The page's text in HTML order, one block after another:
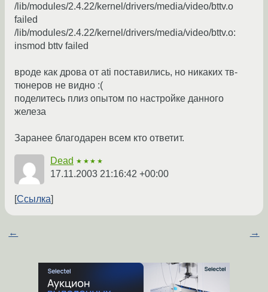
/lib/modules/2.4.22/kernel/drivers/media/video/bttv.o
failed
/lib/modules/2.4.22/kernel/drivers/media/video/bttv.o:
insmod bttv failed
вроде как дрова от ati поставились, но никаких тв-
тюнеров не видно :(
поделитесь плиз опытом по настройке данного
железа
Заранее благодарен всем кто ответит.
Dead ★★★★
17.11.2003 21:16:42 +00:00
Ссылка
← →